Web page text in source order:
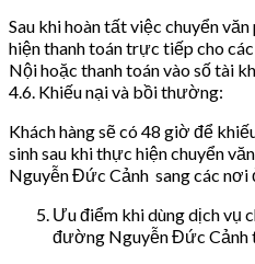
Sau khi hoàn tất việc chuyển
hiện thanh toán trực tiếp cho
Nội hoặc thanh toán vào số tài
4.6. Khiếu nại và bồi thường:
Khách hàng sẽ có 48 giờ để
sinh sau khi thực hiện chuyển
Nguyễn Đức Cảnh sang các nơi
Ưu điểm khi dùng dịch vụ
đường Nguyễn Đức Cảnh